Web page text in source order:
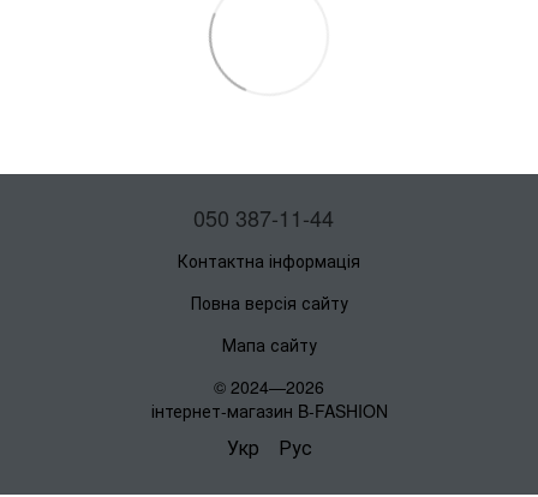
050 387-11-44
Контактна інформація
Повна версія сайту
Мапа сайту
© 2024—2026
інтернет-магазин B-FASHION
Укр Рус